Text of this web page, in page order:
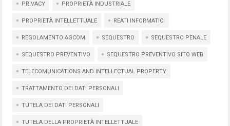
PRIVACY PROPRIETÀ INDUSTRIALE
PROPRIETÀ INTELLETTUALE REATI INFORMATICI
REGOLAMENTO AGCOM SEQUESTRO SEQUESTRO PENALE
SEQUESTRO PREVENTIVO SEQUESTRO PREVENTIVO SITO WEB
TELECOMUNICATIONS AND INTELLECTUAL PROPERTY
TRATTAMENTO DEI DATI PERSONALI
TUTELA DEI DATI PERSONALI
TUTELA DELLA PROPRIETÀ INTELLETTUALE